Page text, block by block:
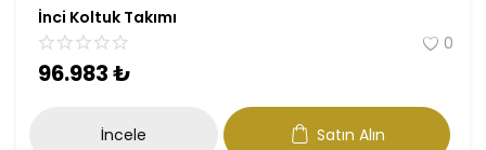
İnci Koltuk Takımı
0
96.983₺
İncele Satın Alın